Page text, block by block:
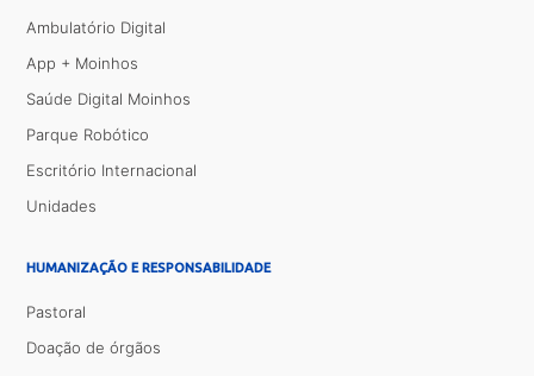
Ambulatório Digital
App + Moinhos
Saúde Digital Moinhos
Parque Robótico
Escritório Internacional
Unidades
HUMANIZAÇÃO E RESPONSABILIDADE
Pastoral
Doação de órgãos